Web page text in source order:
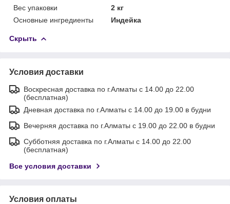
Вес упаковки
2 кг
Основные ингредиенты
Индейка
Скрыть
Условия доставки
Воскресная доставка по г.Алматы с 14.00 до 22.00
(бесплатная)
Дневная доставка по г.Алматы с 14.00 до 19.00 в будни
Вечерняя доставка по г.Алматы с 19.00 до 22.00 в будни
Субботняя доставка по г.Алматы с 14.00 до 22.00
(бесплатная)
Все условия доставки
Условия оплаты